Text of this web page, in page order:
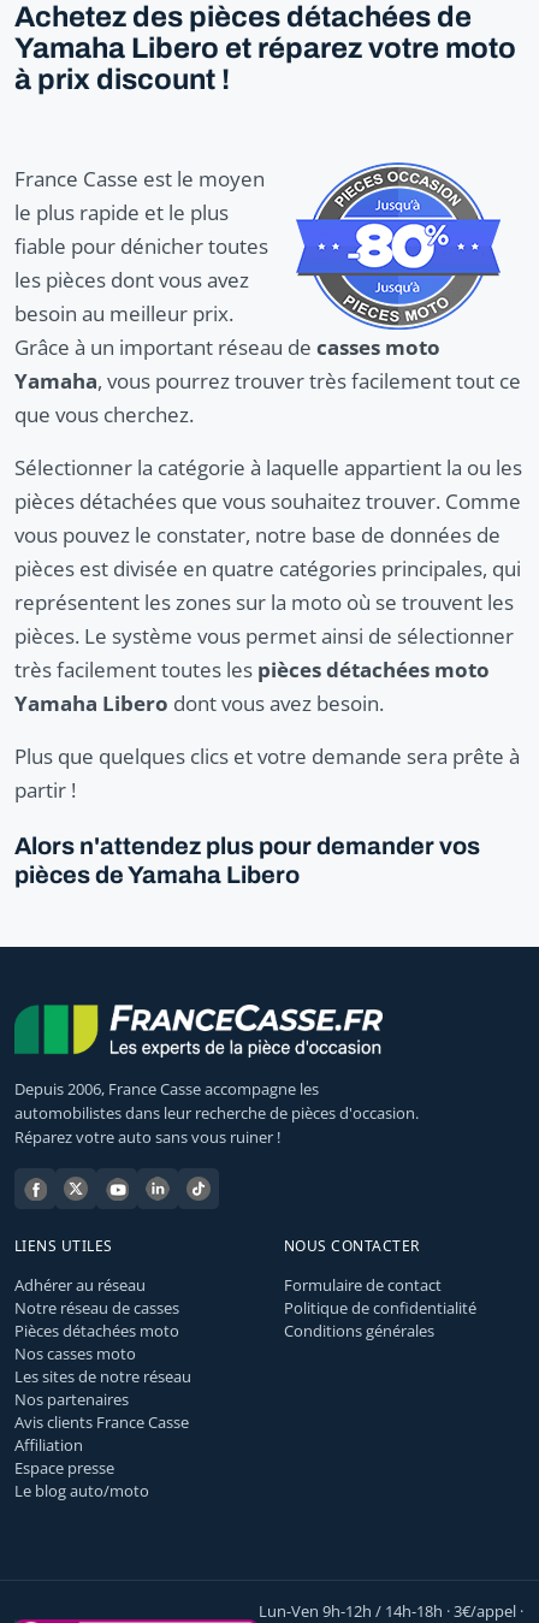
Achetez des pièces détachées de
Yamaha Libero et réparez votre moto
à prix discount !
France Casse est le moyen
le plus rapide et le plus
fiable pour dénicher toutes
les pièces dont vous avez
besoin au meilleur prix.
Grâce à un important réseau de casses moto
Yamaha, vous pourrez trouver très facilement tout ce
que vous cherchez.
Sélectionner la catégorie à laquelle appartient la ou les
pièces détachées que vous souhaitez trouver. Comme
vous pouvez le constater, notre base de données de
pièces est divisée en quatre catégories principales, qui
représentent les zones sur la moto où se trouvent les
pièces. Le système vous permet ainsi de sélectionner
très facilement toutes les pièces détachées moto
Yamaha Libero dont vous avez besoin.
Plus que quelques clics et votre demande sera prête à
partir !
Alors n'attendez plus pour demander vos
pièces de Yamaha Libero
Depuis 2006, France Casse accompagne les
automobilistes dans leur recherche de pièces d'occasion.
Réparez votre auto sans vous ruiner !
LIENS UTILES
Adhérer au réseau
Notre réseau de casses
Pièces détachées moto
Nos casses moto
Les sites de notre réseau
Nos partenaires
Avis clients France Casse
Affiliation
Espace presse
Le blog auto/moto
NOUS CONTACTER
Formulaire de contact
Politique de confidentialité
Conditions générales
Lun-Ven 9h-12h / 14h-18h · 3€/appel ·